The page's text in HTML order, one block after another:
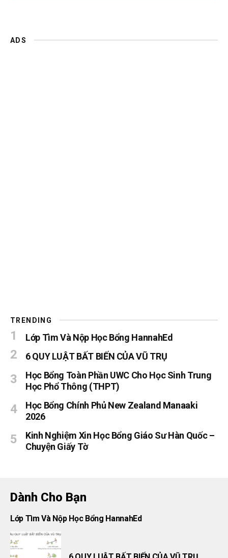
ADS
TRENDING
Lớp Tìm Và Nộp Học Bổng HannahEd
6 QUY LUẬT BẤT BIẾN CỦA VŨ TRỤ
Học Bổng Toàn Phần UWC Cho Học Sinh Trung
Học Phổ Thông (THPT)
Học Bổng Chính Phủ New Zealand Manaaki
2026
Kinh Nghiệm Xin Học Bổng Giáo Sư Hàn Quốc –
Chuyện Giấy Tờ
Dành Cho Bạn
Lớp Tìm Và Nộp Học Bổng HannahEd